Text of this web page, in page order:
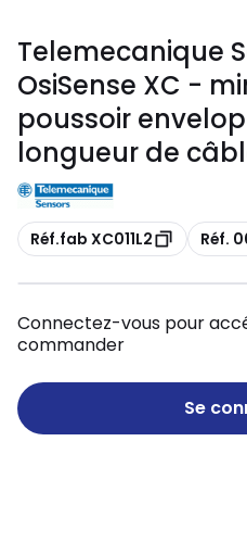
Telemecanique
OsiSense XC -
poussoir
longueur de
Copie
Réf.fab XC011L2 Copie
Réf.
Connectez-vous pour
commander
Se